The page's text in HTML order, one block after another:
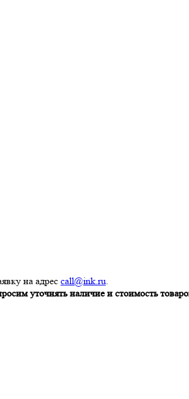
на адрес call@ink.ru.
уточнять наличие и стоимость